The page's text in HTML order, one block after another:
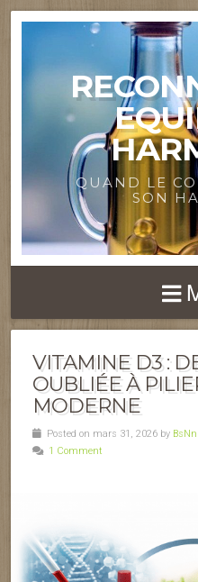
QUAND LE
SON
VITAMINE D3 :
OUBLIÉE À
MODERNE
Posted on mars 31, 2026 by
1 Comment